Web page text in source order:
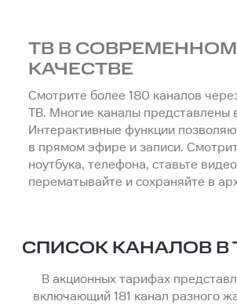
ТВ В СОВРЕМЕННОМ
КАЧЕСТВЕ
Смотрите более 180 каналов
ТВ. Многие каналы представлены
Интерактивные функции
в прямом эфире и записи.
ноутбука, телефона, ставьте
перематывайте и сохраняйте в
СПИСОК КАНАЛОВ В
В акционных тарифах
включающий 181 канал разного